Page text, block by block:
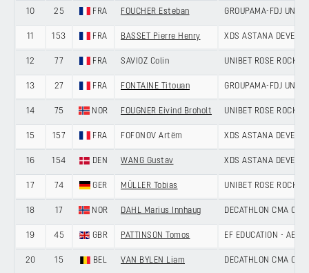
10 25 FRA FOUCHER Esteban GROUPAMA-FDJ
11 153 FRA BASSET Pierre Henry XDS ASTANA
12 77 FRA SAVIOZ Colin UNIBET ROSE
13 27 FRA FONTAINE Titouan GROUPAMA-FDJ
14 75 NOR FOUGNER Eivind Broholt UNIBET ROSE
15 157 FRA FOFONOV Artëm XDS ASTANA
16 154 DEN WANG Gustav XDS ASTANA
17 74 GER MÜLLER Tobias UNIBET ROSE
18 17 NOR DAHL Marius Innhaug DECATHLON CMA
19 45 GBR PATTINSON Tomos EF EDUCATION -
20 15 BEL VAN BYLEN Liam DECATHLON CMA